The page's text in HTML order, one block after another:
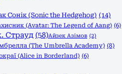
Сонік (Sonic the Hedgehog) (14)
(Avatar: The Legend of Aang) (6)
Страуд (58)Айзек Азімов (2)
(The Umbrella Academy) (8)
(Alice in Borderland) (6)